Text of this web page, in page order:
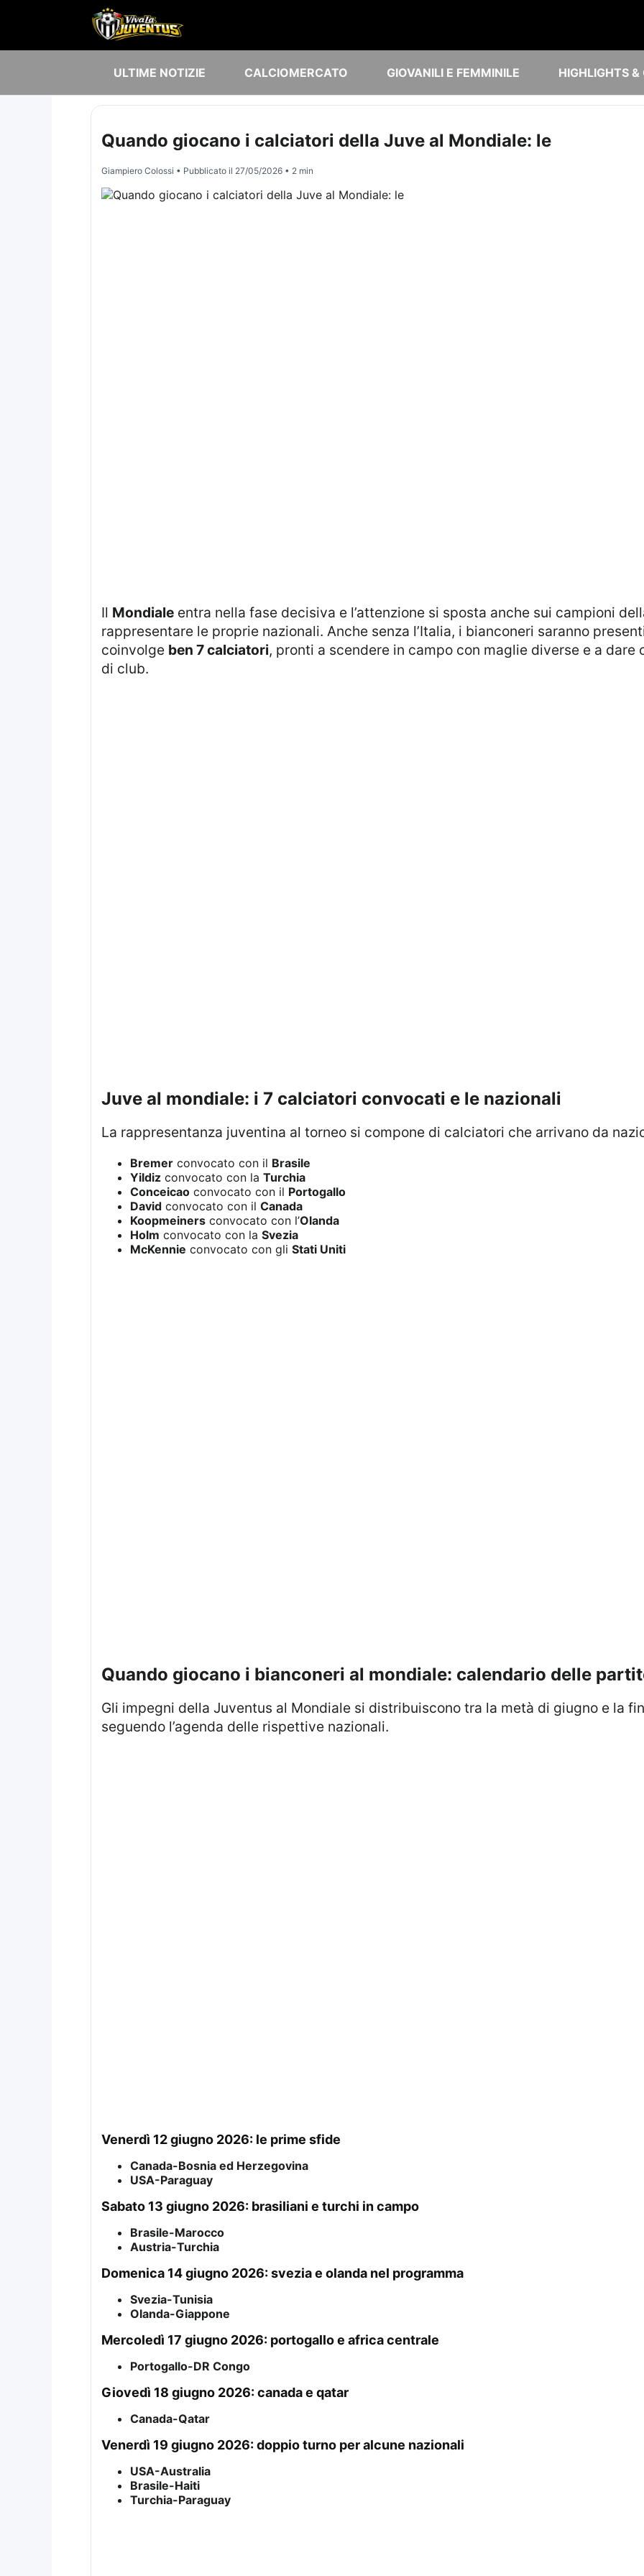
ULTIME NOTIZIE CALCIOMERCATO GIOVANILI E FEMMINILE HIGHLIGHTS &
Quando giocano i calciatori della Juve al Mondiale: le
Giampiero Colossi • Pubblicato il 27/05/2026• 2 min
Il Mondialeentra nella fase decisiva e l’attenzione si sposta anche sui campioni
rappresentare le proprie nazionali. Anche senza l’Italia, i bianconeri saranno
coinvolge ben 7 calciatori, pronti a scendere in campo con maglie diverse e a
di club.
juve al mondiale: i 7 calciatori convocati e le nazionali
La rappresentanza juventina al torneo si compone di calciatori che arrivano da
Bremerconvocato con il Brasile
Yildizconvocato con la Turchia
Conceicaoconvocato con il Portogallo
Davidconvocato con il Canada
Koopmeinersconvocato con l’Olanda
Holm convocato con la Svezia
McKennie convocato con gli Stati Uniti
quando giocano i bianconeri al mondiale: calendario delle
Gli impegni della Juventus al Mondiale si distribuiscono tra la metà di giugno e la fine del torneo nella fase di gruppo,
seguendo l’agenda delle rispettive nazionali.
venerdì 12 giugno 2026: le prime sfide
Canada-Bosnia ed Herzegovina
USA-Paraguay
sabato 13 giugno 2026: brasiliani e turchi in campo
Brasile-Marocco
Austria-Turchia
domenica 14 giugno 2026: svezia e olanda nel programma
Svezia-Tunisia
Olanda-Giappone
mercoledì 17 giugno 2026: portogallo e africa centrale
Portogallo-DR Congo
giovedì 18 giugno 2026: canada e qatar
Canada-Qatar
venerdì 19 giugno 2026: doppio turno per alcune nazionali
USA-Australia
Brasile-Haiti
Turchia-Paraguay